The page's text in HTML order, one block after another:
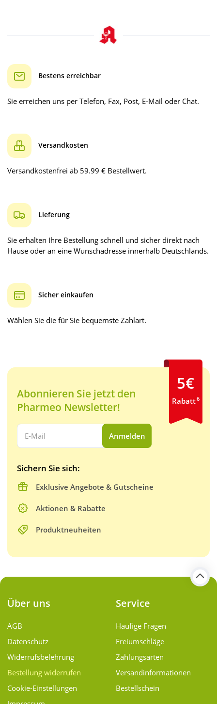
Bestens erreichbar
Sie erreichen uns per Telefon, Fax, Post, E-Mail oder Chat.
Versandkosten
Versandkostenfrei ab 59.99 € Bestellwert.
Lieferung
Sie erhalten Ihre Bestellung schnell und sicher direkt nach
Hause oder an eine Wunschadresse innerhalb Deutschlands.
Sicher einkaufen
Wählen Sie die für Sie bequemste Zahlart.
Abonnieren Sie jetzt den
Pharmeo Newsletter!
Ihre E-Mail Adresse:
Anmelden
Sichern Sie sich:
Exklusive Angebote & Gutscheine
Aktionen & Rabatte
Produktneuheiten
5€
Rabatt6
Über uns
AGB
Datenschutz
Widerrufsbelehrung
Bestellung widerrufen
Cookie-Einstellungen
Service
Häufige Fragen
Freiumschläge
Zahlungsarten
Versand­informationen
Bestellschein